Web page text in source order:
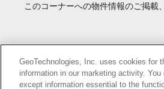
このコーナーへの物件情報のご掲載
Copyright(c) At Home Co.,Ltd. このサイトに掲載
本ページはプロモーションが含まれ
GeoTechnologies, Inc. uses cookies for
information in our marketing activity.
except information essential to the